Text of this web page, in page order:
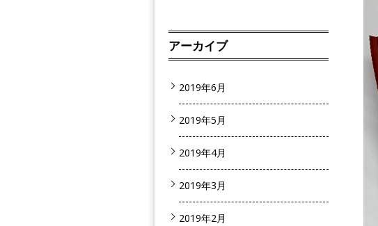
アーカイブ
2019年6月
2019年5月
2019年4月
2019年3月
2019年2月